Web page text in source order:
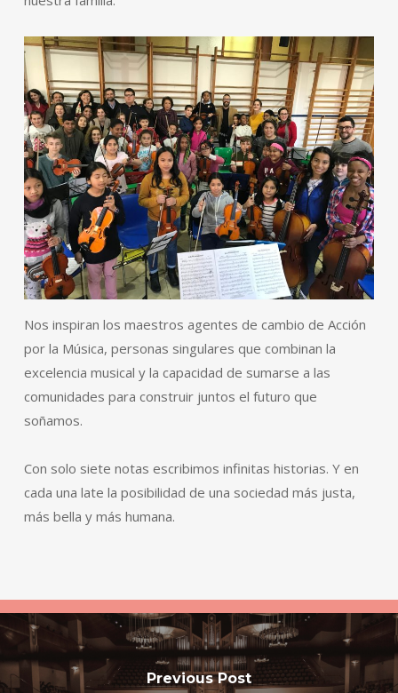
Nos inspiran los maestros agentes de cambio de Acción
por la Música, personas singulares que combinan la
excelencia musical y la capacidad de sumarse a las
comunidades para construir juntos el futuro que
soñamos.
Con solo siete notas escribimos infinitas historias. Y en
cada una late la posibilidad de una sociedad más justa,
más bella y más humana.
Previous Post